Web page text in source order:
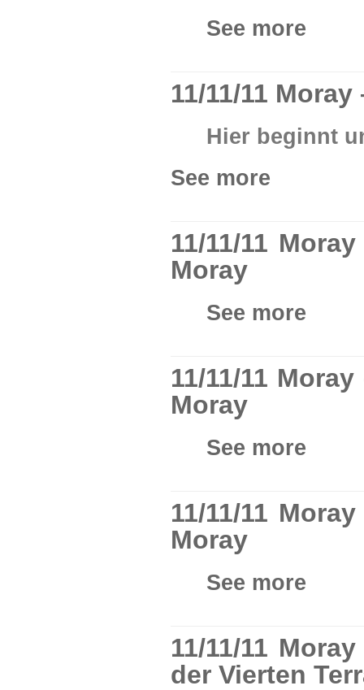
See more
11/11/11
Hier beginnt
See more
11/11/11
Moray
See more
11/11/11
Moray
See more
11/11/11
Moray
See more
11/11/11
der Vierten